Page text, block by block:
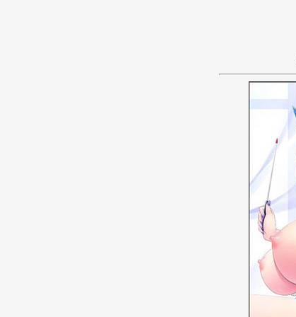
か
さ
た
な
は
ま